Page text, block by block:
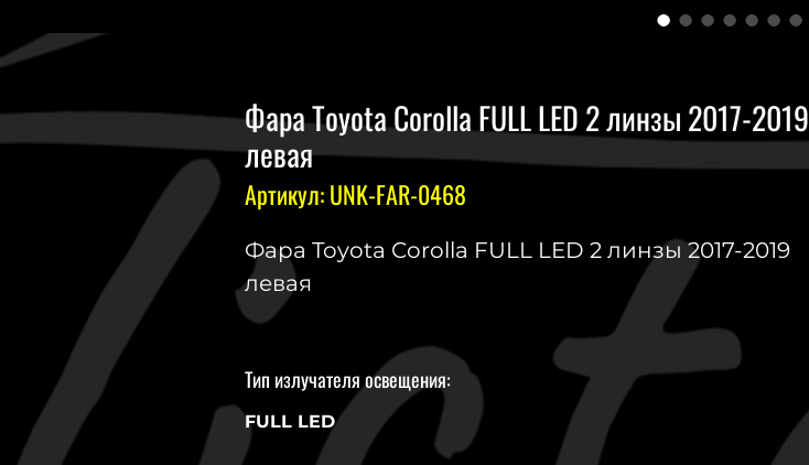
Фара Toyota Corolla FULL LED 2 линзы 2017-2019
левая
Артикул: UNK-FAR-0468
Фара Toyota Corolla FULL LED 2 линзы 2017-2019
левая
Тип излучателя освещения:
FULL LED